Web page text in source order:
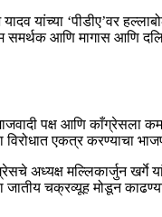
यांच्या ‘पीडीए’वर
समर्थक आणि मागास आणि
पक्ष आणि
विरोधात एकत्र करण्याचा
अध्यक्ष मल्लिकार्जुन खर्गे
जातीय चक्रव्यूह मोडून